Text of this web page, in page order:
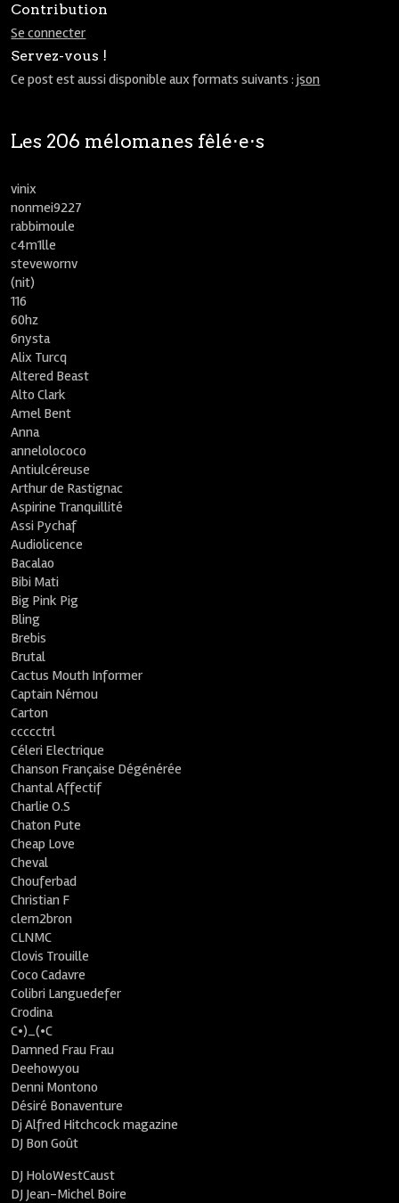
Contribution
Se connecter
Servez-vous !
Ce post est aussi disponible aux formats suivants :json
Les 206 mélomanes fêlé⋅e⋅s
vinix
nonmei9227
rabbimoule
c4m1lle
stevewornv
(nit)
116
60hz
6nysta
Alix Turcq
Altered Beast
Alto Clark
Amel Bent
Anna
annelolococo
Antiulcéreuse
Arthur de Rastignac
Aspirine Tranquillité
Assi Pychaf
Audiolicence
Bacalao
Bibi Mati
Big Pink Pig
Bling
Brebis
Brutal
Cactus Mouth Informer
Captain Némou
Carton
ccccctrl
Céleri Electrique
Chanson Française Dégénérée
Chantal Affectif
Charlie O.S
Chaton Pute
Cheap Love
Cheval
Chouferbad
Christian F
clem2bron
CLNMC
Clovis Trouille
Coco Cadavre
Colibri Languedefer
Crodina
C•)_(•C
Damned Frau Frau
Deehowyou
Denni Montono
Désiré Bonaventure
Dj Alfred Hitchcock magazine
DJ Bon Goût
DJ HoloWestCaust
DJ Jean-Michel Boire